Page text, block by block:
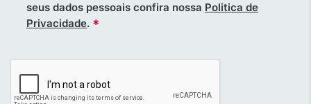
seus dados pessoais confira nossa Politica de
Privacidade. *